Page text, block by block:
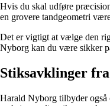
Hvis du skal udføre
en grovere tandgeometri
Det er vigtigt at vælge den
Nyborg kan du være sikker
Stiksavklinger
Harald Nyborg tilbyder også